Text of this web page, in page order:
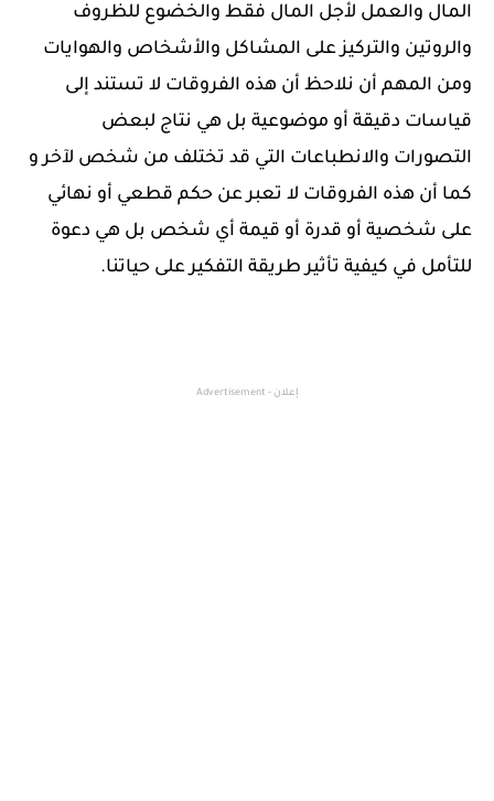
المال والعمل لأجل المال فقط والخضوع للظروف
والروتين والتركيز على المشاكل والأشخاص والهوايات
ومن المهم أن نلاحظ أن هذه الفروقات لا تستند إلى
قياسات دقيقة أو موضوعية بل هي نتاج لبعض
التصورات والانطباعات التي قد تختلف من شخص لآخر و
كما أن هذه الفروقات لا تعبر عن حكم قطعي أو نهائي
على شخصية أو قدرة أو قيمة أي شخص بل هي دعوة
للتأمل في كيفية تأثير طريقة التفكير على حياتنا.
إعلان - Advertisement